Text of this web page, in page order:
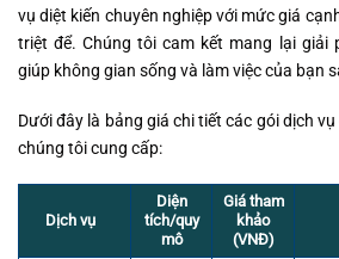
vụ diệt kiến chuyên nghiệp với mức giá
triệt để. Chúng tôi cam kết mang lại giải
giúp không gian sống và làm việc của bạn
Dưới đây là bảng giá chi tiết các gói dịch
chúng tôi cung cấp:
Dịch vụ
Diện
tích/quy
mô
Giá tham
khảo
(VNĐ)